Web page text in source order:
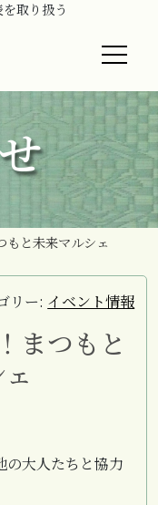
取り扱う
もと未来マルシェ
リー: イベント情報
まつもと
の大人たちと協力